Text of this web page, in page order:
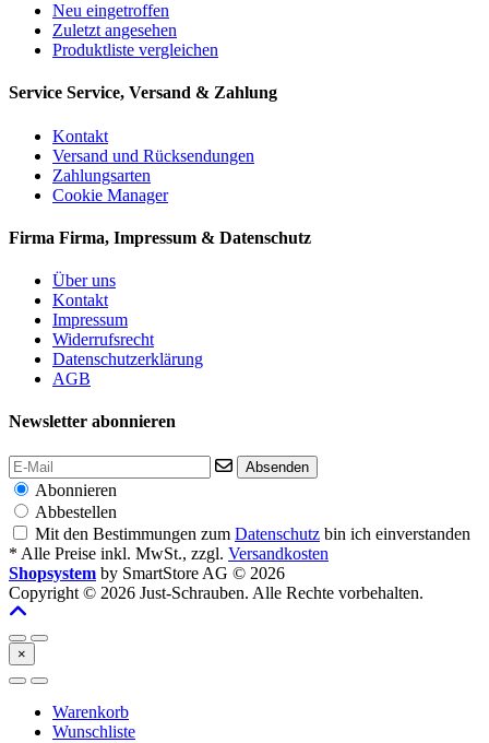
Neu eingetroffen
Zuletzt angesehen
Produktliste vergleichen
Service Service, Versand & Zahlung
Kontakt
Versand und Rücksendungen
Zahlungsarten
Cookie Manager
Firma Firma, Impressum & Datenschutz
Über uns
Kontakt
Impressum
Widerrufsrecht
Datenschutzerklärung
AGB
Newsletter abonnieren
Absenden
Abonnieren
Abbestellen
Mit den Bestimmungen zum Datenschutz bin ich einverstanden
* Alle Preise inkl. MwSt., zzgl. Versandkosten
Shopsystem by SmartStore AG © 2026
Copyright © 2026 Just-Schrauben. Alle Rechte vorbehalten.
×
Warenkorb
Wunschliste